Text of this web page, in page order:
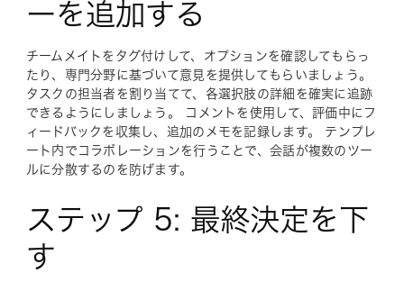
ーを追加する
チームメイトをタグ付けして、オプションを確認してもらっ
たり、専門分野に基づいて意見を提供してもらいましょう。
タスクの担当者を割り当てて、各選択肢の詳細を確実に追跡
できるようにしましょう。 コメントを使用して、評価中にフ
ィードバックを収集し、追加のメモを記録します。 テンプレ
ート内でコラボレーションを行うことで、会話が複数のツー
ルに分散するのを防げます。
ステップ 5: 最終決定を下
す